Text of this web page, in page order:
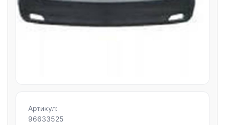
Артикул:
96633525